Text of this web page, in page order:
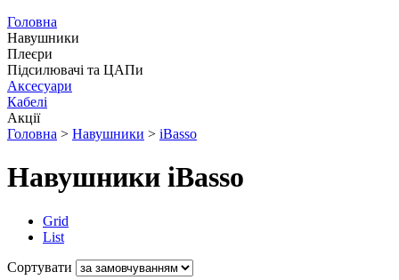
Головна
Навушники
Плеєри
Підсилювачі та ЦАПи
Аксесуари
Кабелі
Акції
Головна > Навушники > iBasso
Навушники iBasso
Grid
List
Сортувати